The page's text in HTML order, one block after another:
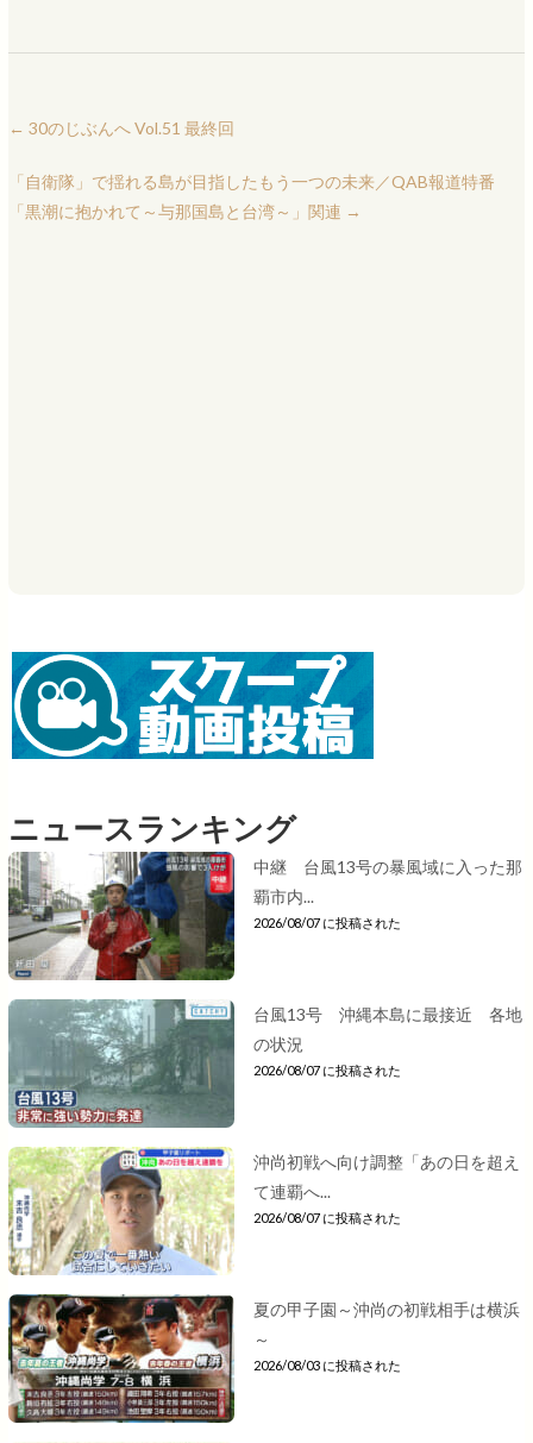
← 30のじぶんへ Vol.51 最終回
「自衛隊」で揺れる島が目指したもう一つの未来／QAB報道特番
「黒潮に抱かれて～与那国島と台湾～」関連 →
ニュースランキング
中継 台風13号の暴風域に入った那
覇市内...
2026/08/07 に投稿された
台風13号 沖縄本島に最接近 各地
の状況
2026/08/07 に投稿された
沖尚初戦へ向け調整「あの日を超え
て連覇へ...
2026/08/07 に投稿された
夏の甲子園～沖尚の初戦相手は横浜
～
2026/08/03 に投稿された